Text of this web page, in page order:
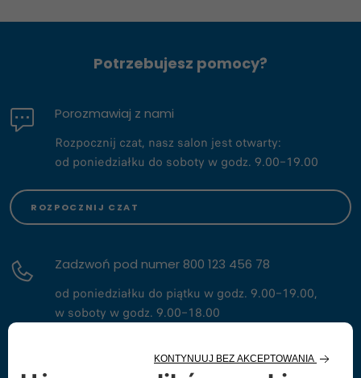
Potrzebujesz pomocy?
Porozmawiaj z nami
Rozpocznij czat, nasz salon jest otwarty:
od poniedziałku do soboty w godz. 9.00–19.00
ROZPOCZNIJ CZAT
Zadzwoń pod numer 800 123 456 78
od poniedziałku do piątku w godz. 9.00–19.00,
w soboty w godz. 9.00–18.00